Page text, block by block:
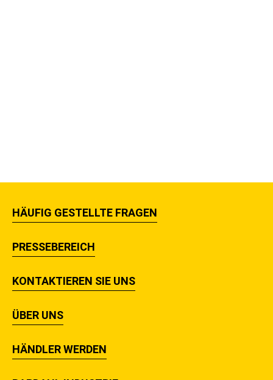
HÄUFIG GESTELLTE FRAGEN
PRESSEBEREICH
KONTAKTIEREN SIE UNS
ÜBER UNS
HÄNDLER WERDEN